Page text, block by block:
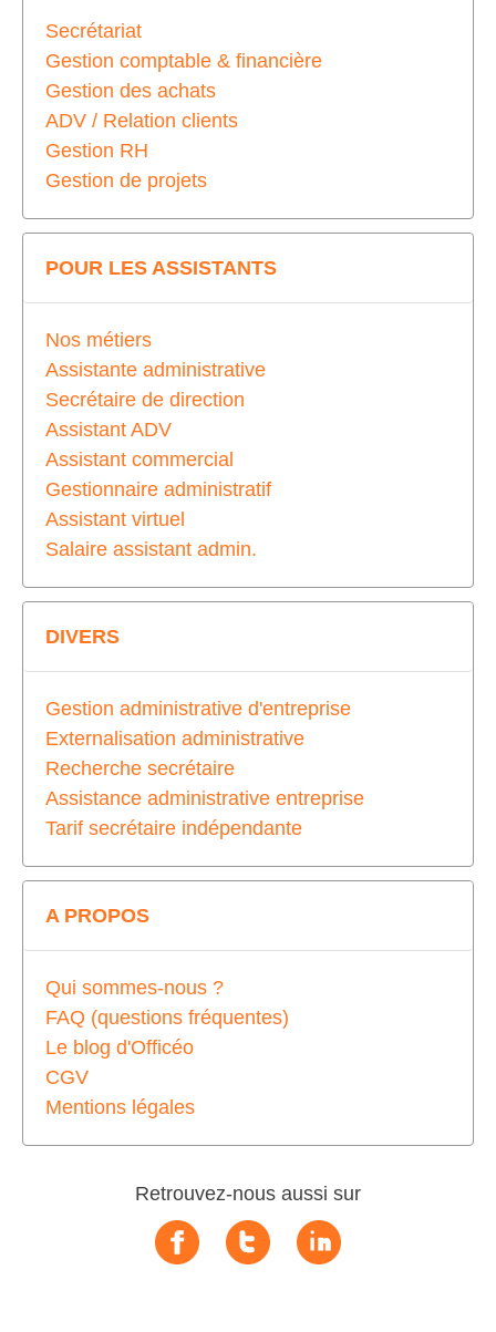
Secrétariat
Gestion comptable & financière
Gestion des achats
ADV / Relation clients
Gestion RH
Gestion de projets
POUR LES ASSISTANTS
Nos métiers
Assistante administrative
Secrétaire de direction
Assistant ADV
Assistant commercial
Gestionnaire administratif
Assistant virtuel
Salaire assistant admin.
DIVERS
Gestion administrative d'entreprise
Externalisation administrative
Recherche secrétaire
Assistance administrative entreprise
Tarif secrétaire indépendante
A PROPOS
Qui sommes-nous ?
FAQ (questions fréquentes)
Le blog d'Officéo
CGV
Mentions légales
Retrouvez-nous aussi sur